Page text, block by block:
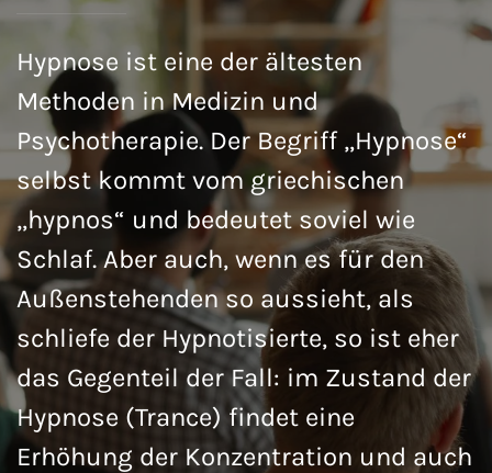
Hypnose ist eine der ältesten
Methoden in Medizin und
Psychotherapie. Der Begriff „Hypnose“
selbst kommt vom griechischen
„hypnos“ und bedeutet soviel wie
Schlaf. Aber auch, wenn es für den
Außenstehenden so aussieht, als
schliefe der Hypnotisierte, so ist eher
das Gegenteil der Fall: im Zustand der
Hypnose (Trance) findet eine
Erhöhung der Konzentration und auch